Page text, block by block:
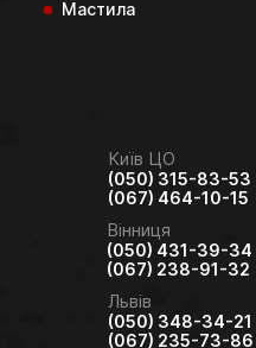
Мастила
Київ ЦО
(050) 315-83-53
(067) 464-10-15
Вінниця
(050) 431-39-34
(067) 238-91-32
Львів
(050) 348-34-21
(067) 235-73-86